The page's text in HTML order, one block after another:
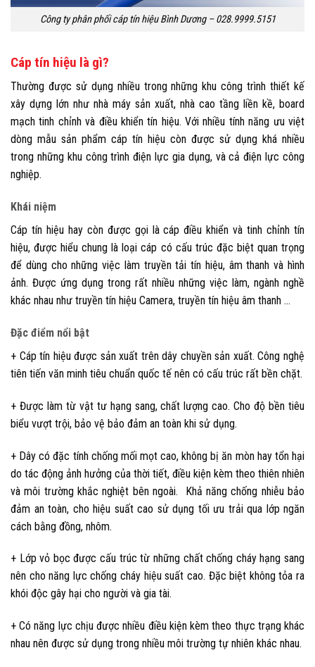
Công ty phân phối cáp tín hiệu Bình Dương – 028.9999.5151
Cáp tín hiệu là gì?
Thường được sử dụng nhiều trong những khu công trình thiết kế
xây dựng lớn như nhà máy sản xuất, nhà cao tầng liền kề, board
mạch tinh chỉnh và điều khiển tín hiệu. Với nhiều tính năng ưu việt
dòng mẫu sản phẩm cáp tín hiệu còn được sử dụng khá nhiều
trong những khu công trình điện lực gia dụng, và cả điện lực công
nghiệp.
Khái niệm
Cáp tín hiệu hay còn được gọi là cáp điều khiển và tinh chỉnh tín
hiệu, được hiểu chung là loại cáp có cấu trúc đặc biệt quan trọng
để dùng cho những việc làm truyền tải tín hiệu, âm thanh và hình
ảnh. Được ứng dụng trong rất nhiều những việc làm, ngành nghề
khác nhau như truyền tín hiệu Camera, truyền tín hiệu âm thanh …
Đặc điểm nổi bật
+ Cáp tín hiệu được sản xuất trên dây chuyền sản xuất. Công nghệ
tiên tiến văn minh tiêu chuẩn quốc tế nên có cấu trúc rất bền chặt.
+ Được làm từ vật tư hạng sang, chất lượng cao. Cho độ bền tiêu
biểu vượt trội, bảo vệ bảo đảm an toàn khi sử dụng.
+ Dây có đặc tính chống mối mọt cao, không bị ăn mòn hay tổn hại
do tác động ảnh hưởng của thời tiết, điều kiện kèm theo thiên nhiên
và môi trường khắc nghiệt bên ngoài.
Khả năng chống nhiễu bảo
đảm an toàn, cho hiệu suất cao sử dụng tối ưu trải qua lớp ngăn
cách bằng đồng, nhôm.
+ Lớp vỏ bọc được cấu trúc từ những chất chống cháy hạng sang
nên cho năng lực chống cháy hiệu suất cao. Đặc biệt không tỏa ra
khói độc gây hại cho người và gia tài.
+ Có năng lực chịu được nhiều điều kiện kèm theo thực trạng khác
nhau nên được sử dụng trong nhiều môi trường tự nhiên khác nhau.